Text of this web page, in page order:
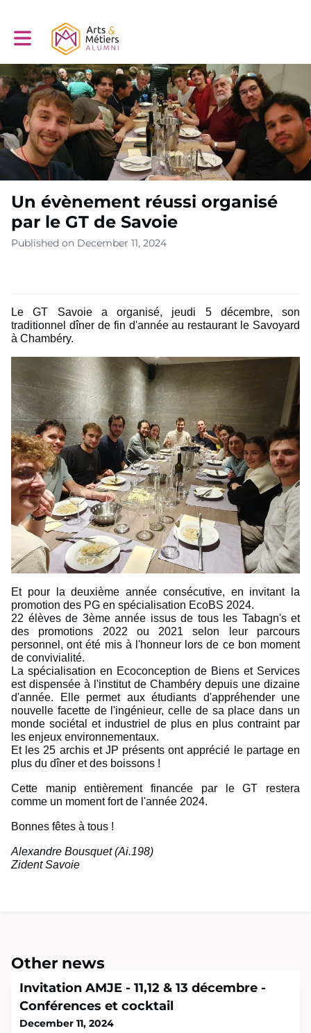
Toggle main navigation
Un évènement réussi organisé
par le GT de Savoie
Published on December 11, 2024
Le GT Savoie a organisé, jeudi 5 décembre, son
traditionnel dîner de fin d'année au restaurant le Savoyard
à Chambéry.
Et pour la deuxième année consécutive, en invitant la
promotion des PG en spécialisation EcoBS 2024.
22 élèves de 3ème année issus de tous les Tabagn's et
des promotions 2022 ou 2021 selon leur parcours
personnel, ont été mis à l'honneur lors de ce bon moment
de convivialité.
La spécialisation en Ecoconception de Biens et Services
est dispensée à l'institut de Chambéry depuis une dizaine
d'année. Elle permet aux étudiants d'appréhender une
nouvelle facette de l'ingénieur, celle de sa place dans un
monde sociétal et industriel de plus en plus contraint par
les enjeux environnementaux.
Et les 25 archis et JP présents ont apprécié le partage en
plus du dîner et des boissons !
Cette manip entièrement financée par le GT restera
comme un moment fort de l'année 2024.
Bonnes fêtes à tous !
Alexandre Bousquet (Ai.198)
Zident Savoie
Other news
Invitation AMJE - 11,12 & 13 décembre -
Conférences et cocktail
December 11, 2024